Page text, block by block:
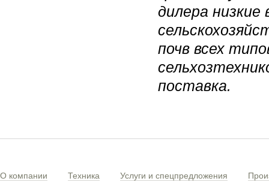
дилера низкие
почв всех
поставка.
О компании Техника Услуги и спецпредложения